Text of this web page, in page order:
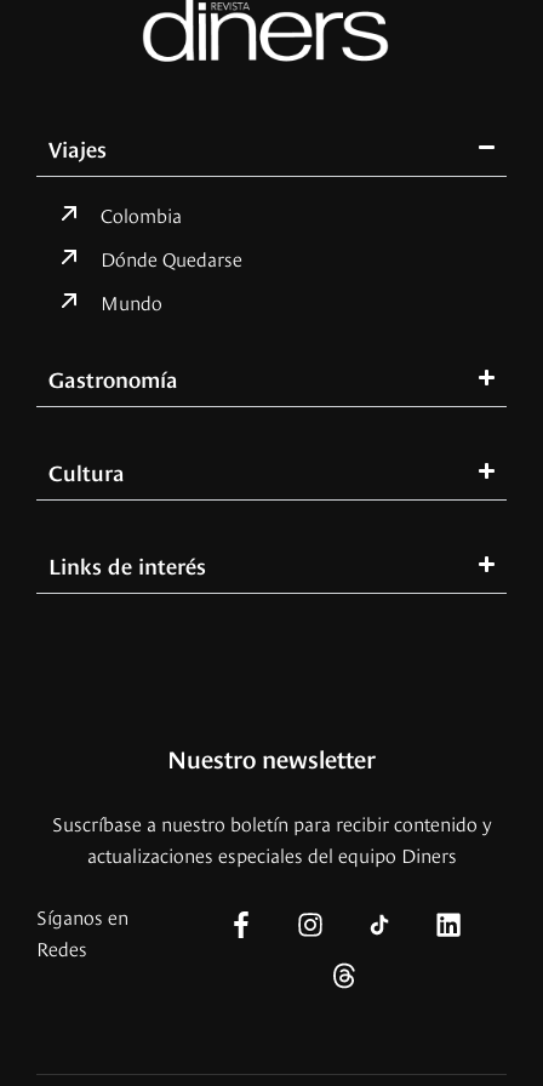
Viajes
Colombia
Dónde Quedarse
Mundo
Gastronomía
Cultura
Links de interés
Nuestro newsletter
Suscríbase a nuestro boletín para recibir contenido y
actualizaciones especiales del equipo Diners
Síganos en
Redes